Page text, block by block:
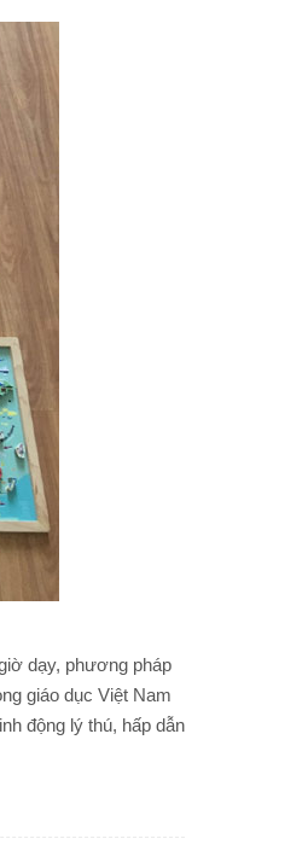
dạy, phương pháp
giáo dục Việt Nam
động lý thú, hấp dẫn